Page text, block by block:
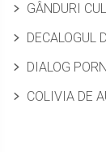
GÂNDURI
DECALOGUL
DIALOG
COLIVIA DE